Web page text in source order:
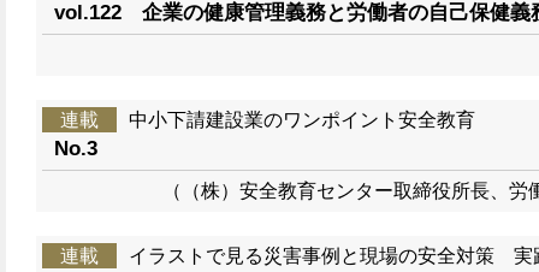
vol.122 企業の健康管理義務と労働者の自己保健義
連載 中小下請建設業のワンポイント安全教育
No.3
（（株）安全教育センター取締役所長
連載 イラストで見る災害事例と現場の安全対策 実